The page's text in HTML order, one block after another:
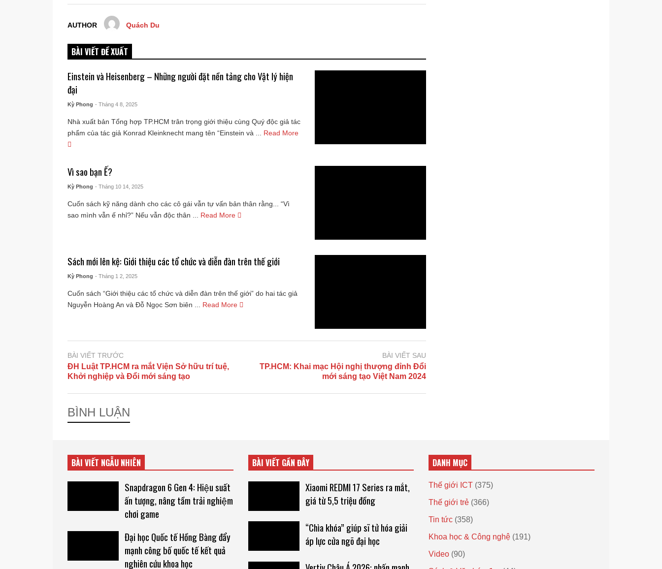
AUTHOR Quách Du
BÀI VIẾT ĐỀ XUẤT
Einstein và Heisenberg – Những người đặt nền tảng cho Vật lý hiện
đại
Kỳ Phong - Tháng 4 8, 2025
Nhà xuất bản Tổng hợp TP.HCM trân trọng giới thiệu cùng Quý độc giả tác
phẩm của tác giả Konrad Kleinknecht mang tên “Einstein và ...
Read More
Vì sao bạn Ế?
Kỳ Phong - Tháng 10 14, 2025
Cuốn sách kỹ năng dành cho các cô gái vẫn tự vấn bản thân rằng... “Vì
sao mình vẫn ế nhỉ?” Nếu vẫn độc thân ... Read More
Sách mới lên kệ: Giới thiệu các tổ chức và diễn đàn trên thế giới
Kỳ Phong - Tháng 1 2, 2025
Cuốn sách “Giới thiệu các tổ chức và diễn đàn trên thế giới” do hai tác giả
Nguyễn Hoàng An và Đỗ Ngọc Sơn biên ...
Read More
BÀI VIẾT TRƯỚC
ĐH Luật TP.HCM ra mắt Viện Sở hữu trí tuệ,
Khởi nghiệp và Đổi mới sáng tạo
BÀI VIẾT SAU
TP.HCM: Khai mạc Hội nghị thượng đỉnh Đổi
mới sáng tạo Việt Nam 2024
BÌNH LUẬN
BÀI VIẾT NGẪU NHIÊN
Snapdragon 6 Gen 4: Hiệu suất
ấn tượng, nâng tầm trải nghiệm
chơi game
Đại học Quốc tế Hồng Bàng đẩy
mạnh công bố quốc tế kết quả
nghiên cứu khoa học
BÀI VIẾT GẦN ĐÂY
Xiaomi REDMI 17 Series ra mắt,
giá từ 5,5 triệu đồng
“Chìa khóa” giúp sĩ tử hóa giải
áp lực cửa ngõ đại học
DANH MỤC
Thế giới ICT (375)
Thế giới trẻ (366)
Tin tức (358)
Khoa học & Công nghệ (191)
Video (90)